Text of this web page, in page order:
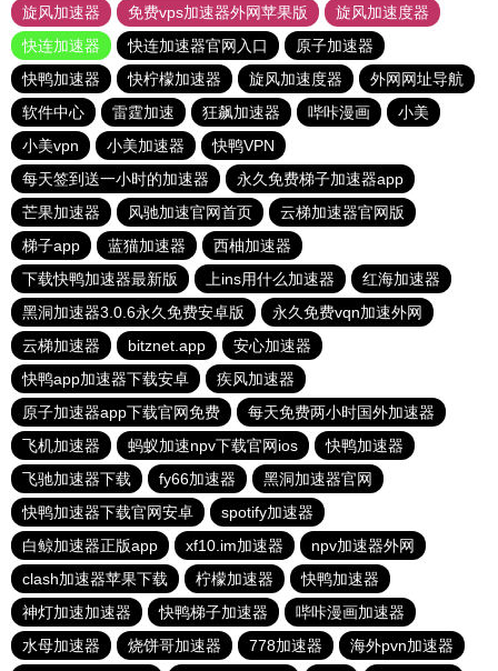
旋风加速器
免费vps加速器外网苹果版
旋风加速度器
快连加速器
快连加速器官网入口
原子加速器
快鸭加速器
快柠檬加速器 旋风加速度器
外网网址导航
软件中心
雷霆加速 狂飙加速器 哔咔漫画
小美
小美vpn
小美加速器
快鸭VPN
每天签到送一小时的加速器
永久免费梯子加速器app
芒果加速器
风驰加速官网首页
云梯加速器官网版
梯子app
蓝猫加速器
西柚加速器
下载快鸭加速器最新版
上ins用什么加速器
红海加速器
黑洞加速器3.0.6永久免费安卓版
永久免费vqn加速外网
云梯加速器
bitznet.app
安心加速器
快鸭app加速器下载安卓
疾风加速器
原子加速器app下载官网免费
每天免费两小时国外加速器
飞机加速器
蚂蚁加速npv下载官网ios
快鸭加速器
飞驰加速器下载
fy66加速器
黑洞加速器官网
快鸭加速器下载官网安卓
spotify加速器
白鲸加速器正版app
xf10.im加速器
npv加速器外网
clash加速器苹果下载
柠檬加速器
快鸭加速器
神灯加速加速器
快鸭梯子加速器
哔咔漫画加速器
水母加速器
烧饼哥加速器 778加速器
海外pvn加速器